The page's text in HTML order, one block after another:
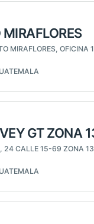
MIRAFLORES, OFICINA
GT ZONA
24 CALLE 15-69 ZONA 13